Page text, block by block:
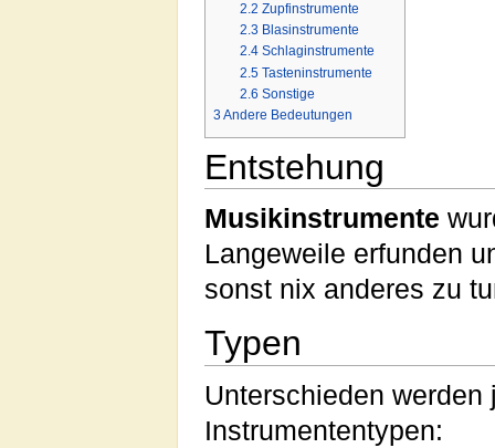
2.2 Zupfinstrumente
2.3 Blasinstrumente
2.4 Schlaginstrumente
2.5 Tasteninstrumente
2.6 Sonstige
3Andere Bedeutungen
Entstehung
Musikinstrumente
Langeweile erfunden
sonst nix anderes zu
Typen
Unterschieden werden
Instrumententypen: